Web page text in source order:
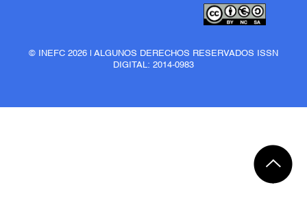
© INEFC 2026 | ALGUNOS DERECHOS RESERVADOS ISSN
DIGITAL: 2014-0983